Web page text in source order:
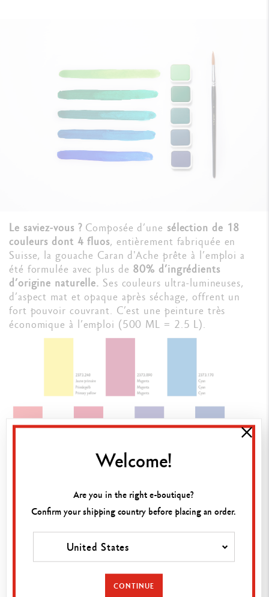
Le saviez-vous ?Composée d’une sélection de 18
couleurs dont 4 fluos, entièrement fabriquée en
Suisse, la gouache Caran d'Ache prête à l’emploi a
été formulée avec plus de 80% d’ingrédients
d’origine naturelle. Ses couleurs ultra-lumineuses,
d’aspect mat et opaque après séchage, offrent un
fort pouvoir couvrant. C’est une peinture très
économique à l’emploi (500 ML = 2.5 L).
Welcome!
Are you in the right e-boutique?
Confirm your shipping country before placing an order.
United States
CONTINUE